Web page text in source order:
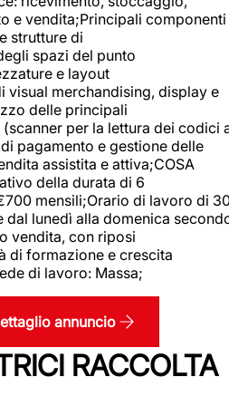
e vendita;Principali componenti
strutture di
spazi del punto
e layout
visual merchandising, display e
delle principali
per la lettura dei codici
pagamento e gestione delle
assistita e attiva;COSA
della durata di 6
mensili;Orario di lavoro di
dal lunedì alla domenica
vendita, con riposi
di formazione e crescita
di lavoro: Massa;
annuncio
RACCOLTA